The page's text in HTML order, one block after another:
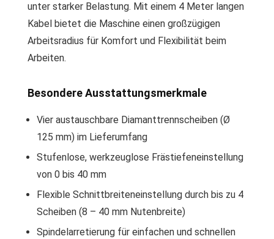
unter starker Belastung. Mit einem 4 Meter langen
Kabel bietet die Maschine einen großzügigen
Arbeitsradius für Komfort und Flexibilität beim
Arbeiten.
Besondere Ausstattungsmerkmale
Vier austauschbare Diamanttrennscheiben (Ø
125 mm) im Lieferumfang
Stufenlose, werkzeuglose Frästiefeneinstellung
von 0 bis 40 mm
Flexible Schnittbreiteneinstellung durch bis zu 4
Scheiben (8 – 40 mm Nutenbreite)
Spindelarretierung für einfachen und schnellen